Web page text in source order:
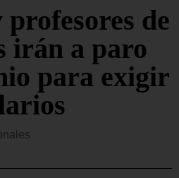
de
irán a paro
para exigir